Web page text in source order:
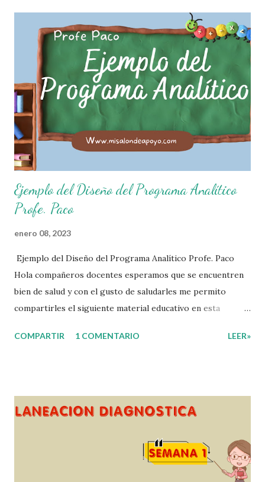
pequeños, entiendan, analizan y practiquen las grandes
responsabilidades que conlleva ser un buen ciudadano. A
continuación les compartimos algunos ejemplos de reglas
de salón de clases: 1. Cumplo con mis tareas y trabajos. 2.
Cuidado mi higiene personal. 3. Levanto la mano para
hablar. 4. Pido permiso para ir al baño 5. Deposito la
basura en su lugar. 6. Cumplo con mis útiles esc...
Ejemplo del Diseño del Programa Analítico
Profe. Paco
enero 08, 2023
Ejemplo del Diseño del Programa Analítico Profe. Paco
Hola compañeros docentes esperamos que se encuentren
bien de salud y con el gusto de saludarles me permito
compartirles el siguiente material educativo en esta
Esperando que este material sea de gran utilidad para
agradecemos a los creadores de los diferentes materiales
nosotros solo los compartimos con fines educativos,
didácticos e informativos. ☺️ Obtén documento completo
aquí 👇👇 👇 Ejemplo del Diseño del Programa Analítico
COMPARTIR 1 COMENTARIO LEER»